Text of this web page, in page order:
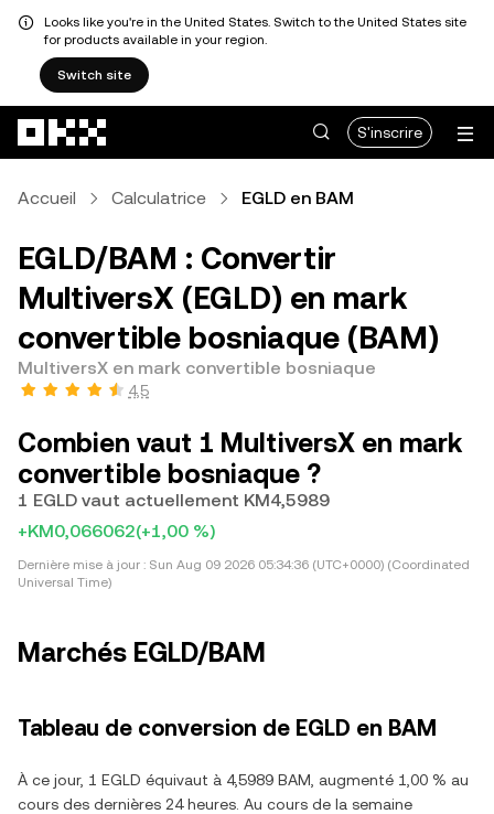
Looks like you're in the United States. Switch to the United States site
for products available in your region.
Switch site
S'inscrire
Accueil Calculatrice EGLD en BAM
EGLD/BAM : Convertir
MultiversX (EGLD) en mark
convertible bosniaque (BAM)
MultiversX en mark convertible bosniaque
4,5
Combien vaut 1 MultiversX en mark
convertible bosniaque ?
1 EGLD vaut actuellement KM4,5989
+KM0,066062(+1,00 %)
Dernière mise à jour : Sun Aug 09 2026 05:34:36 (UTC+0000) (Coordinated
Universal Time)
Marchés EGLD/BAM
Tableau de conversion de EGLD en BAM
À ce jour, 1 EGLD équivaut à 4,5989 BAM, augmenté 1,00 % au
cours des dernières 24 heures. Au cours de la semaine